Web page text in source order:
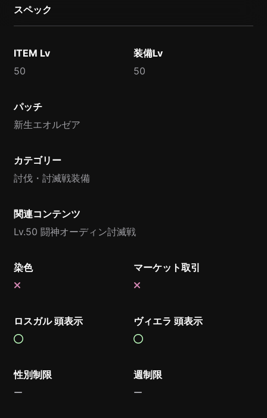
スペック
ITEM Lv
50
装備Lv
50
パッチ
新生エオルゼア
カテゴリー
討伐・討滅戦装備
関連コンテンツ
Lv.50 闘神オーディン討滅戦
染色 マーケット取引
ロスガル 頭表示 ヴィエラ 頭表示
性別制限 週制限